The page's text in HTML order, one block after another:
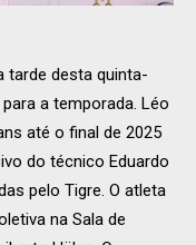
tarde desta quinta-
a temporada. Léo
até o final de 2025
do técnico Eduardo
pelo Tigre. O atleta
na Sala de